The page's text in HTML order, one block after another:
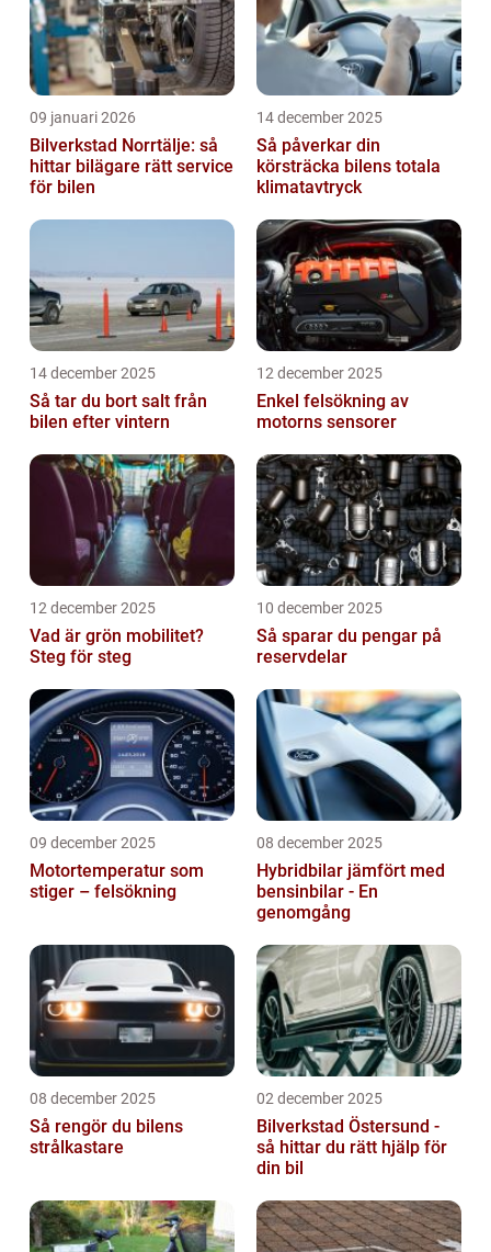
09 januari 2026
Bilverkstad Norrtälje: så
hittar bilägare rätt service
för bilen
14 december 2025
Så påverkar din
körsträcka bilens totala
klimatavtryck
14 december 2025
Så tar du bort salt från
bilen efter vintern
12 december 2025
Enkel felsökning av
motorns sensorer
12 december 2025
Vad är grön mobilitet?
Steg för steg
10 december 2025
Så sparar du pengar på
reservdelar
09 december 2025
Motortemperatur som
stiger – felsökning
08 december 2025
Hybridbilar jämfört med
bensinbilar - En
genomgång
08 december 2025
Så rengör du bilens
strålkastare
02 december 2025
Bilverkstad Östersund -
så hittar du rätt hjälp för
din bil